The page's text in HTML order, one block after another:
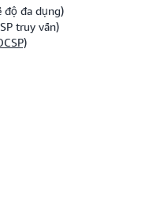
12.000 chứng
một tài khoản
hai tài khoản
chứng chỉ.
khoản AWS:
độ đa dụng)
truy vấn)